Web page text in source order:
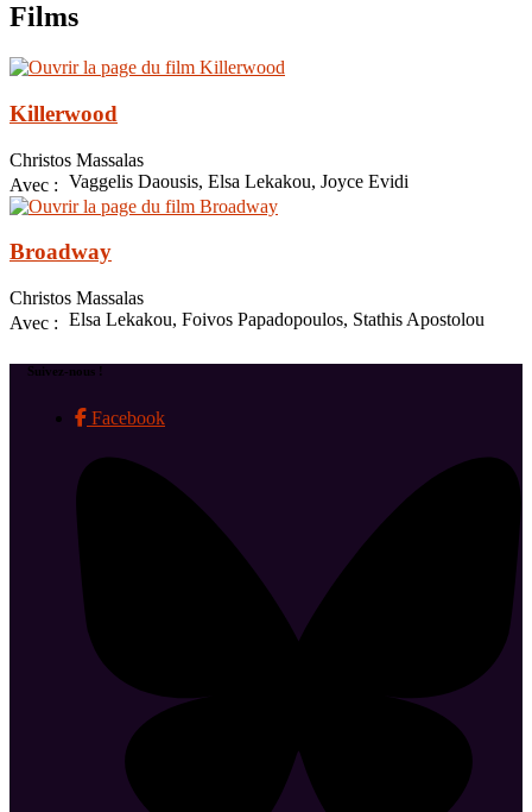
Films
Killerwood
Christos Massalas
Avec : Vaggelis Daousis, Elsa Lekakou, Joyce Evidi
Broadway
Christos Massalas
Avec : Elsa Lekakou, Foivos Papadopoulos, Stathis Apostolou
Suivez-nous !
Facebook